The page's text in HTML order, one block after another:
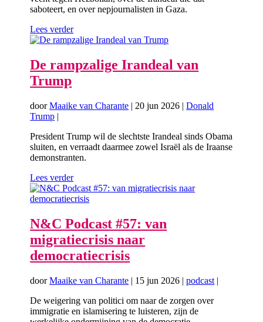
saboteert, en over nepjournalisten in Gaza.
Lees verder
De rampzalige Irandeal van
Trump
doorMaaike van Charante | 20 jun 2026 |Donald
Trump |
President Trump wil de slechtste Irandeal sinds Obama
sluiten, en verraadt daarmee zowel Israël als de Iraanse
demonstranten.
Lees verder
N&C Podcast #57: van
migratiecrisis naar
democratiecrisis
doorMaaike van Charante | 15 jun 2026 |podcast |
De weigering van politici om naar de zorgen over
immigratie en islamisering te luisteren, zijn de